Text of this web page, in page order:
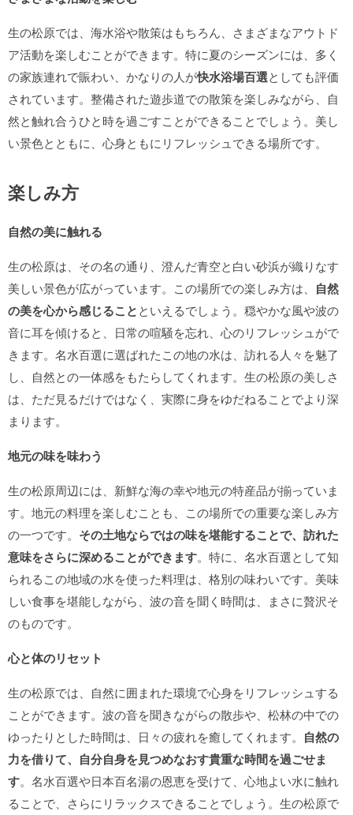
生の松原では、海水浴や散策はもちろん、さまざまなアウトド
ア活動を楽しむことができます。特に夏のシーズンには、多く
の家族連れで賑わい、かなりの人が快水浴場百選としても評価
されています。整備された遊歩道での散策を楽しみながら、自
然と触れ合うひと時を過ごすことができることでしょう。美し
い景色とともに、心身ともにリフレッシュできる場所です。
楽しみ方
自然の美に触れる
生の松原は、その名の通り、澄んだ青空と白い砂浜が織りなす
美しい景色が広がっています。この場所での楽しみ方は、 自然
の美を心から感じることといえるでしょう。穏やかな風や波の
音に耳を傾けると、日常の喧騒を忘れ、心のリフレッシュがで
きます。名水百選に選ばれたこの地の水は、訪れる人々を魅了
し、自然との一体感をもたらしてくれます。生の松原の美しさ
は、ただ見るだけではなく、実際に身をゆだねることでより深
まります。
地元の味を味わう
生の松原周辺には、新鮮な海の幸や地元の特産品が揃っていま
す。地元の料理を楽しむことも、この場所での重要な楽しみ方
の一つです。 その土地ならではの味を堪能することで、訪れた
意味をさらに深めることができます。特に、名水百選として知
られるこの地域の水を使った料理は、格別の味わいです。美味
しい食事を堪能しながら、波の音を聞く時間は、まさに贅沢そ
のものです。
心と体のリセット
生の松原では、自然に囲まれた環境で心身をリフレッシュする
ことができます。波の音を聞きながらの散歩や、松林の中での
ゆったりとした時間は、日々の疲れを癒してくれます。 自然の
力を借りて、自分自身を見つめなおす貴重な時間を過ごせま
す。名水百選や日本百名湯の恩恵を受けて、心地よい水に触れ
ることで、さらにリラックスできることでしょう。生の松原で